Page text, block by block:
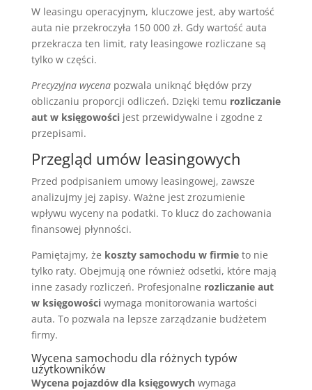
W leasingu operacyjnym, kluczowe jest, aby wartość
auta nie przekroczyła 150 000 zł. Gdy wartość auta
przekracza ten limit, raty leasingowe rozliczane są
tylko w części.
Precyzyjna wycenapozwala uniknąć błędów przy
obliczaniu proporcji odliczeń. Dzięki temu rozliczanie
aut w księgowościjest przewidywalne i zgodne z
przepisami.
Przegląd umów leasingowych
Przed podpisaniem umowy leasingowej, zawsze
analizujmy jej zapisy. Ważne jest zrozumienie
wpływu wyceny na podatki. To klucz do zachowania
finansowej płynności.
Pamiętajmy, że koszty samochodu w firmieto nie
tylko raty. Obejmują one również odsetki, które mają
inne zasady rozliczeń. Profesjonalne rozliczanie aut
w księgowościwymaga monitorowania wartości
auta. To pozwala na lepsze zarządzanie budżetem
firmy.
Wycena samochodu dla różnych typów
użytkowników
Wycena pojazdów dla księgowychwymaga